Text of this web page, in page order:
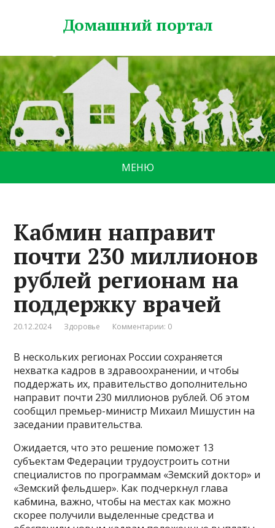
Домашний портал
МЕНЮ
Кабмин направит
почти 230 миллионов
рублей регионам на
поддержку врачей
20.12.2024 Здоровье Комментарии: 0
В нескольких регионах России сохраняется
нехватка кадров в здравоохранении, и чтобы
поддержать их, правительство дополнительно
направит почти 230 миллионов рублей. Об этом
сообщил премьер-министр Михаил Мишустин на
заседании правительства.
Ожидается, что это решение поможет 13
субъектам Федерации трудоустроить сотни
специалистов по программам «Земский доктор» и
«Земский фельдшер». Как подчеркнул глава
кабмина, важно, чтобы на местах как можно
скорее получили выделенные средства и